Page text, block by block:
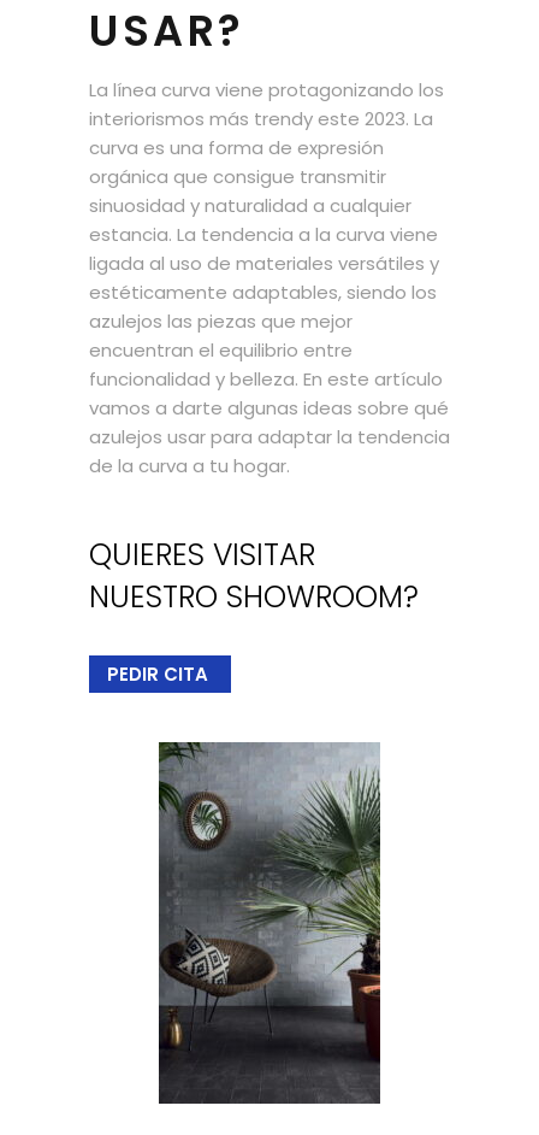
USAR?
La línea curva viene protagonizando los
interiorismos más trendy este 2023. La
curva es una forma de expresión
orgánica que consigue transmitir
sinuosidad y naturalidad a cualquier
estancia. La tendencia a la curva viene
ligada al uso de materiales versátiles y
estéticamente adaptables, siendo los
azulejos las piezas que mejor
encuentran el equilibrio entre
funcionalidad y belleza. En este artículo
vamos a darte algunas ideas sobre qué
azulejos usar para adaptar la tendencia
de la curva a tu hogar.
QUIERES VISITAR
NUESTRO SHOWROOM?
PEDIR CITA